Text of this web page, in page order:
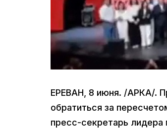
ЕРЕВАН, 8 июня. /АРКА/.
обратиться за
пресс-секретарь лидера